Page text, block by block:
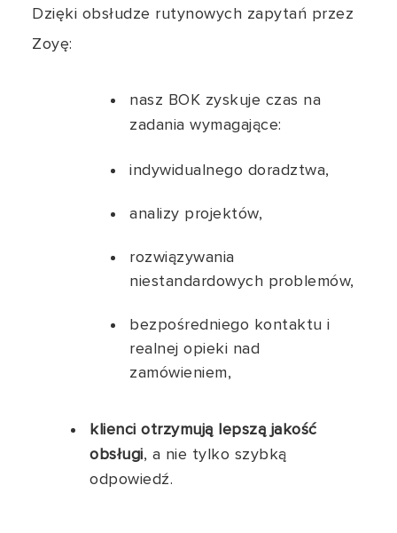
Dzięki obsłudze rutynowych zapytań przez
Zoyę:
nasz BOK zyskuje czas na
zadania wymagające:
indywidualnego doradztwa,
analizy projektów,
rozwiązywania
niestandardowych problemów,
bezpośredniego kontaktu i
realnej opieki nad
zamówieniem,
klienci otrzymują lepszą jakość
obsługi, a nie tylko szybką
odpowiedź.